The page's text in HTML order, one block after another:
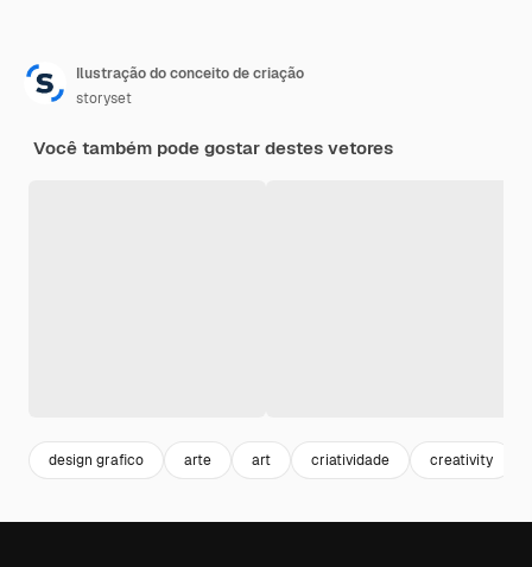
Ilustração do conceito de criação
storyset
Você também pode gostar destes vetores
design grafico arte art criatividade creativity